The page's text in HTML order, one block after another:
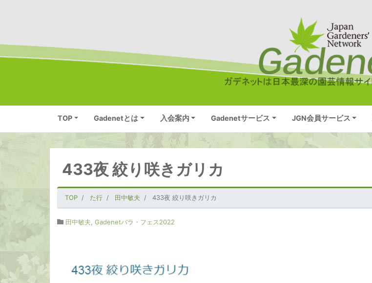
TOP Gadenetとは 入会案内 Gadenetサービス JGN会員サービス
433夜 絞り咲きガリカ
TOP た行 田中敏夫 433夜 絞り咲きガリカ
田中敏夫 Gadenetバラ・フェス2022